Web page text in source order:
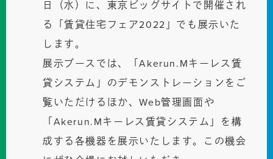
日（水）に、東京ビッグサイトで開催され
る「賃貸住宅フェア2022」でも展示いた
します。
展示ブースでは、「Akerun.Mキーレス賃
貸システム」のデモンストレーションをご
覧いただけるほか、Web管理画面や
「Akerun.Mキーレス賃貸システム」を構
成する各機器を展示いたします。この機会